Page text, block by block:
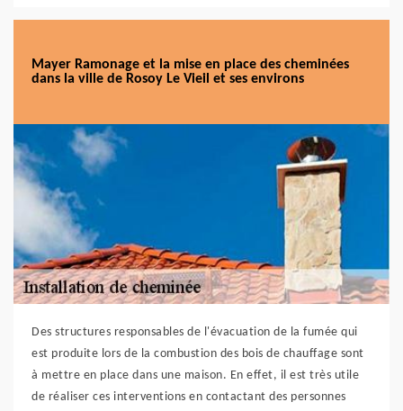
Mayer Ramonage et la mise en place des cheminées
dans la ville de Rosoy Le Vieil et ses environs
Des structures responsables de l'évacuation de la fumée qui
est produite lors de la combustion des bois de chauffage sont
à mettre en place dans une maison. En effet, il est très utile
de réaliser ces interventions en contactant des personnes